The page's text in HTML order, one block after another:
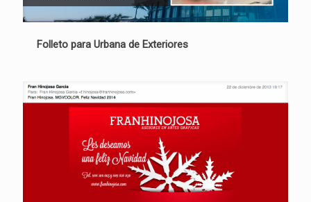
Folleto para Urbana de Exteriores